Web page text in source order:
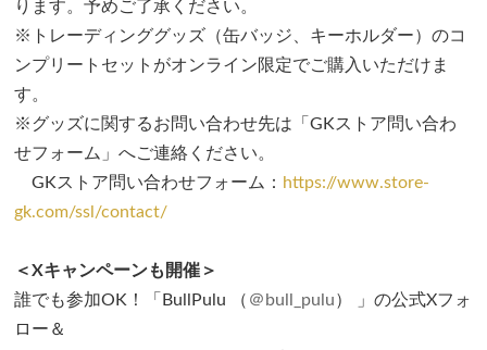
ります。予めご了承ください。
※トレーディンググッズ（缶バッジ、キーホルダー）のコ
ンプリートセットがオンライン限定でご購入いただけま
す。
※グッズに関するお問い合わせ先は「GKストア問い合わ
せフォーム」へご連絡ください。
GKストア問い合わせフォーム： https://www.store-
gk.com/ssl/contact/
＜Xキャンペーンも開催＞
誰でも参加OK！「BullPulu （ ＠bull_pulu） 」の公式Xフォ
ロー＆